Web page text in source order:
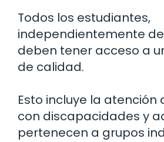
Todos los estudiantes,
independientemente
deben tener acceso a
de calidad.
Esto incluye la atención
con discapacidades y
pertenecen a grupos